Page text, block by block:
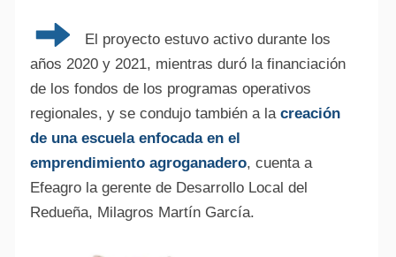
El proyecto estuvo activo durante los
años 2020 y 2021, mientras duró la financiación
de los fondos de los programas operativos
regionales, y se condujo también a la creación
de una escuela enfocada en el
emprendimiento agroganadero, cuenta a
Efeagro la gerente de Desarrollo Local del
Redueña, Milagros Martín García.